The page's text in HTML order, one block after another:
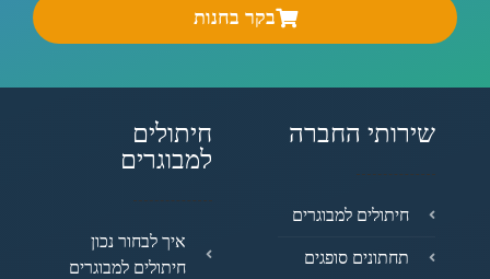
בקר בחנות
שירותי החברה
חיתולים למבוגרים
תחתונים סופגים
חיתולים
למבוגרים
איך לבחור נכון
חיתולים למבוגרים